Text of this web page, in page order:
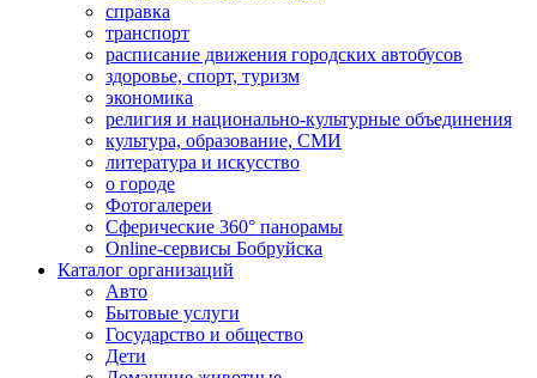
справка
транспорт
расписание движения городских автобусов
здоровье, спорт, туризм
экономика
религия и национально-культурные объединения
культура, образование, СМИ
литература и искусство
о городе
Фотогалереи
Сферические 360° панорамы
Online-сервисы Бобруйска
Каталог организаций
Авто
Бытовые услуги
Государство и общество
Дети